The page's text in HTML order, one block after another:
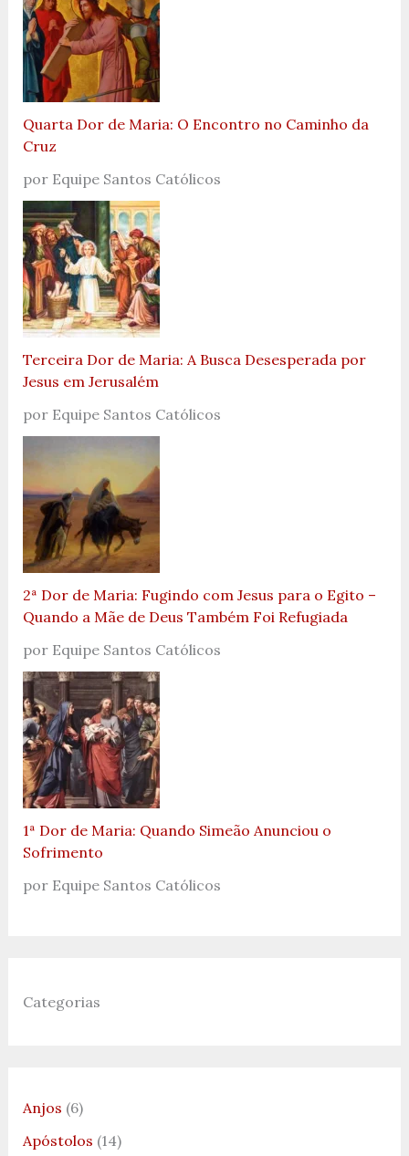
Quarta Dor de Maria: O Encontro no Caminho da
Cruz
por Equipe Santos Católicos
Terceira Dor de Maria: A Busca Desesperada por
Jesus em Jerusalém
por Equipe Santos Católicos
2ª Dor de Maria: Fugindo com Jesus para o Egito –
Quando a Mãe de Deus Também Foi Refugiada
por Equipe Santos Católicos
1ª Dor de Maria: Quando Simeão Anunciou o
Sofrimento
por Equipe Santos Católicos
Categorias
Anjos (6)
Apóstolos (14)